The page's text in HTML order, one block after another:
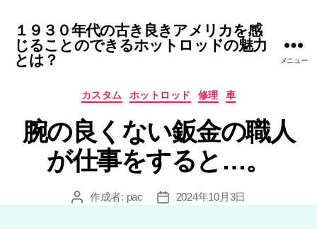
１９３０年代の古き良きアメリカを感
じることのできるホットロッドの魅力
とは？
メニュー
カ
ゴ
リ
ー
カスタム ホットロッド 修理 車
腕の良くない鈑金の職人
が仕事をすると…。
投 作成者: pac
投
2024年10月3日